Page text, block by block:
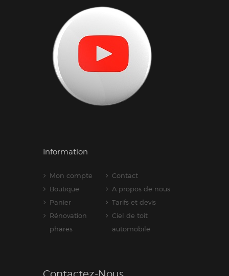
Information
Mon compte
Contact
Boutique
A propos de nous
Panier
Tarifs et devis
Rénovation
phares
Ciel de toit
automobile